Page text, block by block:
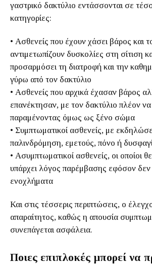
γαστρικό δακτύλιο εντάσσονται σε
κατηγορίες:
• Ασθενείς που έχουν χάσει βάρος και
αντιμετωπίζουν δυσκολίες στη σίτιση
προσαρμόσει τη διατροφή και την
γύρω από τον δακτύλιο
• Ασθενείς που αρχικά έχασαν βάρος
επανέκτησαν, με τον δακτύλιο πλέον να
παραμένοντας όμως ως ξένο σώμα
• Συμπτωματικοί ασθενείς, με
παλινδρόμηση, εμετούς, πόνο ή
• Ασυμπτωματικοί ασθενείς, οι οποίοι
υπάρχει λόγος παρέμβασης εφόσον δεν
ενοχλήματα
Και στις τέσσερις περιπτώσεις, ο
απαραίτητος, καθώς η απουσία
συνεπάγεται ασφάλεια.
Ποιες επιπλοκές μπορεί να